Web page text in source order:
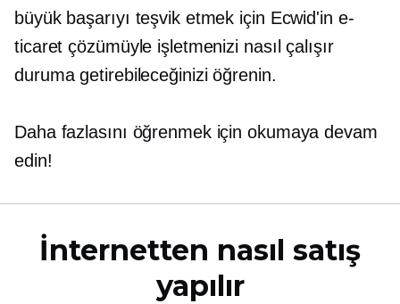
büyük başarıyı teşvik etmek için Ecwid'in e-
ticaret çözümüyle işletmenizi nasıl çalışır
duruma getirebileceğinizi öğrenin.
Daha fazlasını öğrenmek için okumaya devam
edin!
İnternetten nasıl satış
yapılır